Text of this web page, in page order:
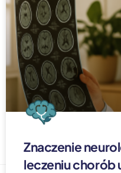
Znaczenie
leczeniu chorób